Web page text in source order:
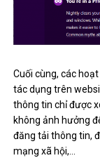
Cuối cùng, các
tác dụng trên
thông tin chỉ được
không ảnh hưởng
đăng tải thông tin,
mạng xã hội,…